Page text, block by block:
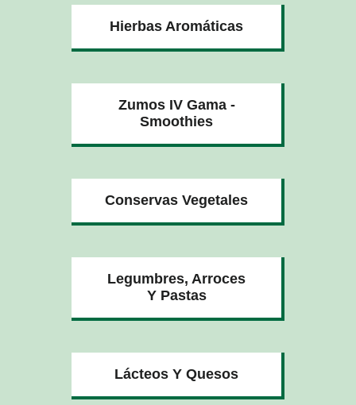
Hierbas Aromáticas
Zumos IV Gama -
Smoothies
Conservas Vegetales
Legumbres, Arroces
Y Pastas
Lácteos Y Quesos